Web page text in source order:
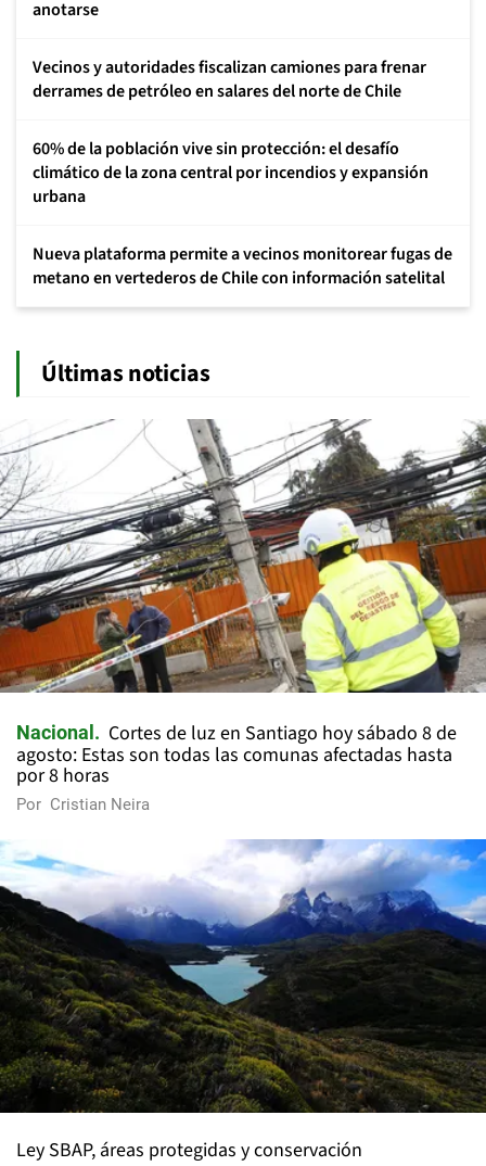
anotarse
Vecinos y autoridades fiscalizan camiones para frenar
derrames de petróleo en salares del norte de Chile
60% de la población vive sin protección: el desafío
climático de la zona central por incendios y expansión
urbana
Nueva plataforma permite a vecinos monitorear fugas de
metano en vertederos de Chile con información satelital
Últimas noticias
Nacional
Cortes de luz en Santiago hoy sábado 8 de
agosto: Estas son todas las comunas afectadas hasta
por 8 horas
Por Cristian Neira
Ley SBAP, áreas protegidas y conservación